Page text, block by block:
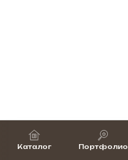
Каталог Портфолио